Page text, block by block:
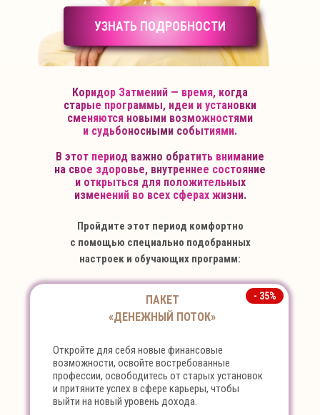
УЗНАТЬ ПОДРОБНОСТИ
Пройдите этот период комфортно
с помощью специально подобранных
настроек и обучающих программ:
Коридор Затмений — время, когда
старые программы, идеи и установки
сменяются новыми возможностями
и судьбоносными событиями.
В этот период важно обратить внимание
на свое здоровье, внутреннее состояние
и открыться для положительных
изменений во всех сферах жизни.
ПАКЕТ
«ДЕНЕЖНЫЙ ПОТОК»
Откройте для себя новые финансовые
возможности, освойте востребованные
профессии, освободитесь от старых установок
и притяните успех в сфере карьеры, чтобы
выйти на новый уровень дохода.
- 35%